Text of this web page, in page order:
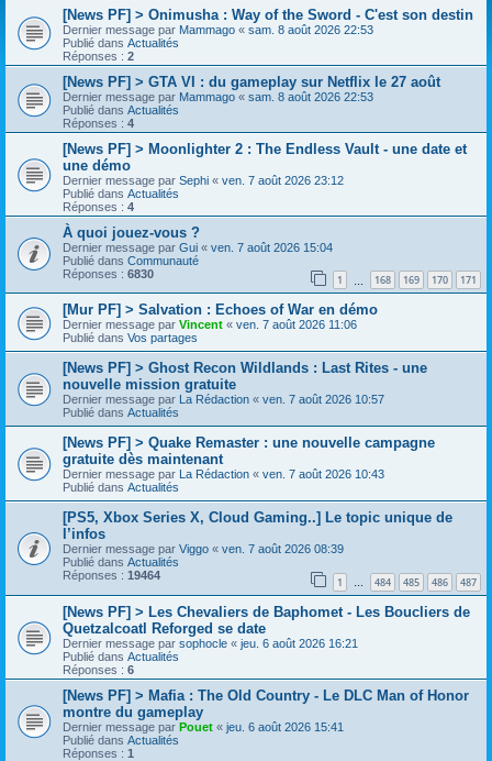
r
[News PF] > Onimusha : Way of the Sword - C'est son destin
Dernier message par Mammago « sam. 8 août 2026 22:53
Publié dans Actualités
Réponses : 2
[News PF] > GTA VI : du gameplay sur Netflix le 27 août
Dernier message par Mammago « sam. 8 août 2026 22:53
Publié dans Actualités
Réponses : 4
[News PF] > Moonlighter 2 : The Endless Vault - une date et
une démo
Dernier message par Sephi « ven. 7 août 2026 23:12
Publié dans Actualités
Réponses : 4
À quoi jouez-vous ?
Dernier message par Gui « ven. 7 août 2026 15:04
Publié dans Communauté
Réponses : 6830 1 168 169 170 171
[Mur PF] > Salvation : Echoes of War en démo
Dernier message par Vincent « ven. 7 août 2026 11:06
Publié dans Vos partages
[News PF] > Ghost Recon Wildlands : Last Rites - une
nouvelle mission gratuite
Dernier message par La Rédaction « ven. 7 août 2026 10:57
Publié dans Actualités
[News PF] > Quake Remaster : une nouvelle campagne
gratuite dès maintenant
Dernier message par La Rédaction « ven. 7 août 2026 10:43
Publié dans Actualités
[PS5, Xbox Series X, Cloud Gaming..] Le topic unique de
l’infos
Dernier message par Viggo « ven. 7 août 2026 08:39
Publié dans Actualités
Réponses : 19464 1 … 484 485 486 487
[News PF] > Les Chevaliers de Baphomet - Les Boucliers de
Quetzalcoatl Reforged se date
Dernier message par sophocle « jeu. 6 août 2026 16:21
Publié dans Actualités
Réponses : 6
[News PF] > Mafia : The Old Country - Le DLC Man of Honor
montre du gameplay
Dernier message par Pouet « jeu. 6 août 2026 15:41
Publié dans Actualités
Réponses : 1